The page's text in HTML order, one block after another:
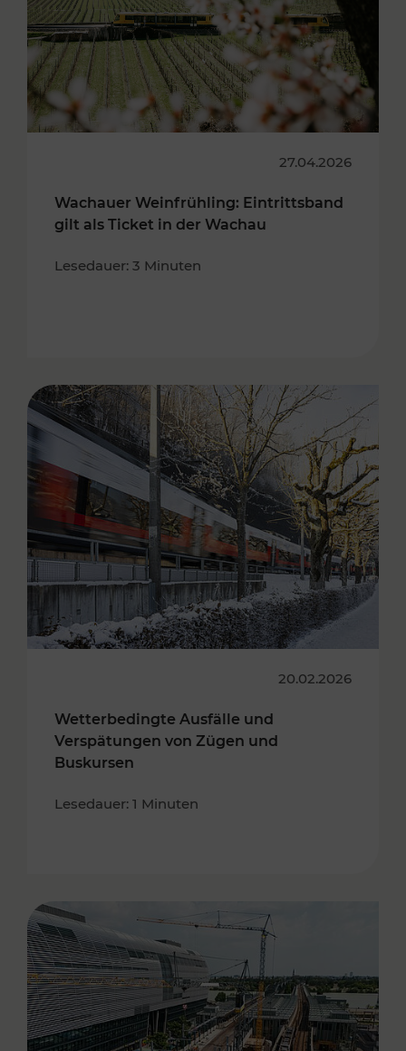
27.04.2026
Wachauer Weinfrühling: Eintrittsband
gilt als Ticket in der Wachau
Lesedauer: 3 Minuten
20.02.2026
Wetterbedingte Ausfälle und
Verspätungen von Zügen und
Buskursen
Lesedauer: 1 Minuten